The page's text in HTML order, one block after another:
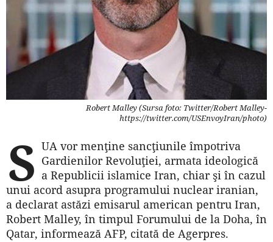
Robert Malley (Sursa foto: Twitter/Robert Malley-
https://twitter.com/USEnvoyIran/photo)
S UA vor menţine sancţiunile împotriva
Gardienilor Revoluţiei, armata ideologică
a Republicii islamice Iran, chiar şi în cazul
unui acord asupra programului nuclear iranian,
a declarat astăzi emisarul american pentru Iran,
Robert Malley, în timpul Forumului de la Doha, în
Qatar, informează AFP, citată de Agerpres.